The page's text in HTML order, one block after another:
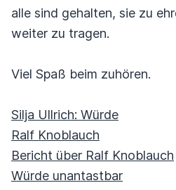
alle sind gehalten, sie zu
weiter zu tragen.
Viel Spaß beim zuhören.
Silja Ullrich: Würde
Ralf Knoblauch
Bericht über Ralf Knoblauch
Würde unantastbar